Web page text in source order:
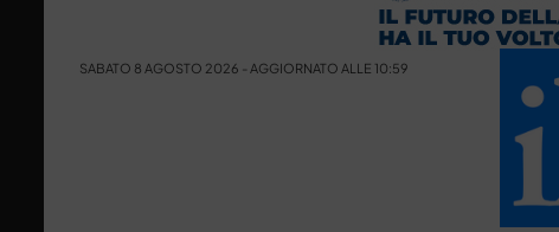
SABATO 8 AGOSTO 2026 - AGGIORNATO ALLE 10:59